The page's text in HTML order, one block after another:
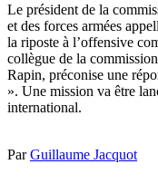
Le président de la
et des forces armées
la riposte à l’offensive
collègue de la
Rapin, préconise une
». Une mission va être
international.
ParGuillaume Jacquot